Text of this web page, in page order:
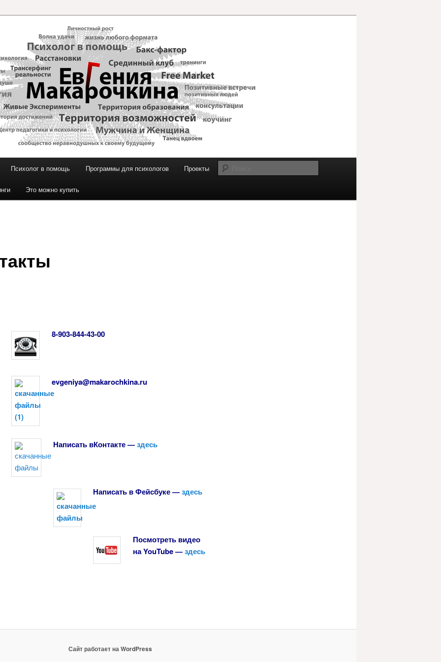
Психолог в помощь Программы для психологов Проекты
Это можно купить
8-903-844-43-00
evgeniya@makarochkina.ru
Написать вКонтакте—здесь
Написать в Фейсбуке — здесь
Посмотреть видео
на YouTube —здесь
Сайт работает на WordPress